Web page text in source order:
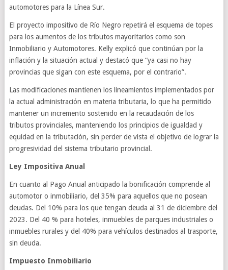
automotores para la Línea Sur.
El proyecto impositivo de Río Negro repetirá el esquema de topes
para los aumentos de los tributos mayoritarios como son
Inmobiliario y Automotores. Kelly explicó que continúan por la
inflación y la situación actual y destacó que “ya casi no hay
provincias que sigan con este esquema, por el contrario”.
Las modificaciones mantienen los lineamientos implementados por
la actual administración en materia tributaria, lo que ha permitido
mantener un incremento sostenido en la recaudación de los
tributos provinciales, manteniendo los principios de igualdad y
equidad en la tributación, sin perder de vista el objetivo de lograr la
progresividad del sistema tributario provincial.
Ley Impositiva Anual
En cuanto al Pago Anual anticipado la bonificación comprende al
automotor o inmobiliario, del 35% para aquellos que no posean
deudas. Del 10% para los que tengan deuda al 31 de diciembre del
2023. Del 40 % para hoteles, inmuebles de parques industriales o
inmuebles rurales y del 40% para vehículos destinados al trasporte,
sin deuda.
Impuesto Inmobiliario